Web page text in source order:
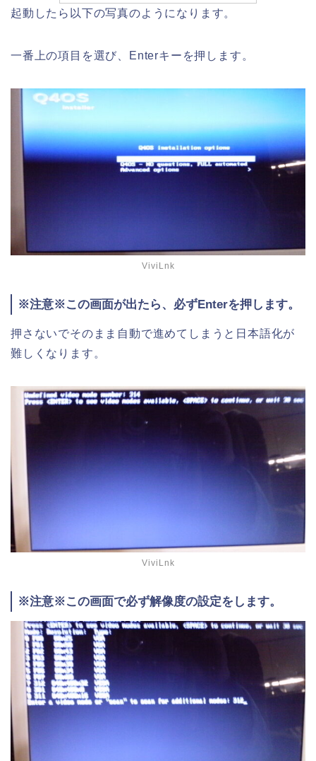
起動したら以下の写真のようになります。
一番上の項目を選び、Enterキーを押します。
ViviLnk
※注意※この画面が出たら、必ずEnterを押します。
押さないでそのまま自動で進めてしまうと日本語化が
難しくなります。
ViviLnk
※注意※この画面で必ず解像度の設定をします。